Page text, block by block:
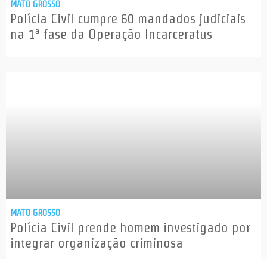
MATO GROSSO
Polícia Civil cumpre 60 mandados judiciais
na 1ª fase da Operação Incarceratus
MATO GROSSO
Polícia Civil prende homem investigado por
integrar organização criminosa